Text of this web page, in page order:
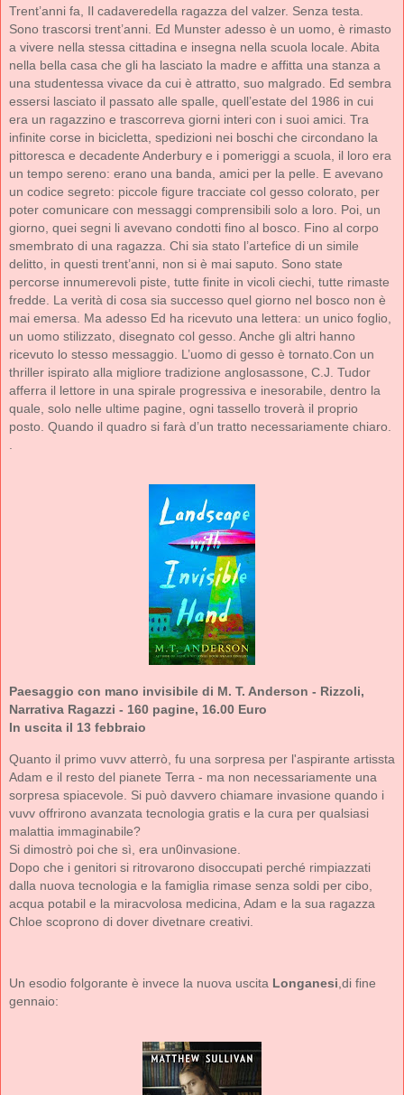
Trent’anni fa, Il cadaveredella ragazza del valzer. Senza testa.
Sono trascorsi trent’anni. Ed Munster adesso è un uomo, è rimasto
a vivere nella stessa cittadina e insegna nella scuola locale. Abita
nella bella casa che gli ha lasciato la madre e affitta una stanza a
una studentessa vivace da cui è attratto, suo malgrado. Ed sembra
essersi lasciato il passato alle spalle, quell’estate del 1986 in cui
era un ragazzino e trascorreva giorni interi con i suoi amici. Tra
infinite corse in bicicletta, spedizioni nei boschi che circondano la
pittoresca e decadente Anderbury e i pomeriggi a scuola, il loro era
un tempo sereno: erano una banda, amici per la pelle. E avevano
un codice segreto: piccole figure tracciate col gesso colorato, per
poter comunicare con messaggi comprensibili solo a loro. Poi, un
giorno, quei segni li avevano condotti fino al bosco. Fino al corpo
smembrato di una ragazza. Chi sia stato l’artefice di un simile
delitto, in questi trent’anni, non si è mai saputo. Sono state
percorse innumerevoli piste, tutte finite in vicoli ciechi, tutte rimaste
fredde. La verità di cosa sia successo quel giorno nel bosco non è
mai emersa. Ma adesso Ed ha ricevuto una lettera: un unico foglio,
un uomo stilizzato, disegnato col gesso. Anche gli altri hanno
ricevuto lo stesso messaggio. L’uomo di gesso è tornato.Con un
thriller ispirato alla migliore tradizione anglosassone, C.J. Tudor
afferra il lettore in una spirale progressiva e inesorabile, dentro la
quale, solo nelle ultime pagine, ogni tassello troverà il proprio
posto. Quando il quadro si farà d’un tratto necessariamente chiaro.
Paesaggio con mano invisibile di M. T. Anderson - Rizzoli,
Narrativa Ragazzi - 160 pagine, 16.00 Euro
In uscita il 13 febbraio
Quanto il primo vuvv atterrò, fu una sorpresa per l'aspirante artissta
Adam e il resto del pianete Terra - ma non necessariamente una
sorpresa spiacevole. Si può davvero chiamare invasione quando i
vuvv offrirono avanzata tecnologia gratis e la cura per qualsiasi
malattia immaginabile?
Si dimostrò poi che sì, era un0invasione.
Dopo che i genitori si ritrovarono disoccupati perché rimpiazzati
dalla nuova tecnologia e la famiglia rimase senza soldi per cibo,
acqua potabil e la miracvolosa medicina, Adam e la sua ragazza
Chloe scoprono di dover divetnare creativi.
Un esodio folgorante è invece la nuova uscita Longanesi,di fine
gennaio: